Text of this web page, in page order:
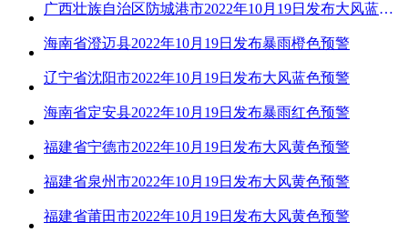
广西壮族自治区防城港市2022年10月19日发布大风蓝色预警
海南省澄迈县2022年10月19日发布暴雨橙色预警
辽宁省沈阳市2022年10月19日发布大风蓝色预警
海南省定安县2022年10月19日发布暴雨红色预警
福建省宁德市2022年10月19日发布大风黄色预警
福建省泉州市2022年10月19日发布大风黄色预警
福建省莆田市2022年10月19日发布大风黄色预警